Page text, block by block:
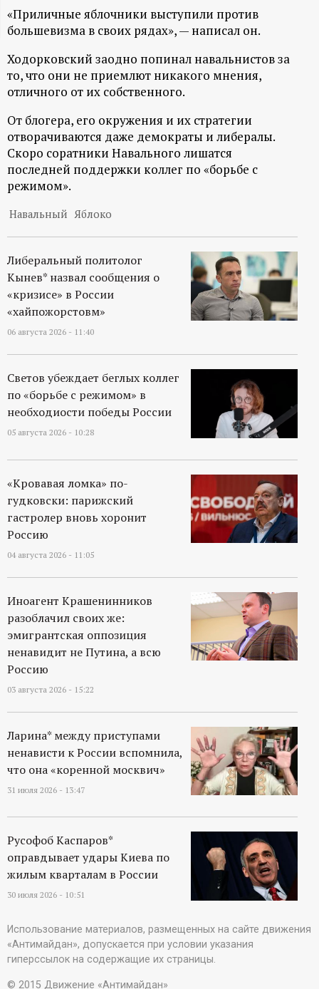
а
ц
и
о
н
н
ы
й
п
о
р
т
а
л
«Приличные яблочники выступили против
большевизма в своих рядах», — написал он.
Ходорковский заодно попинал навальнистов за
то, что они не приемлют никакого мнения,
отличного от их собственного.
От блогера, его окружения и их стратегии
отворачиваются даже демократы и либералы.
Скоро соратники Навального лишатся
последней поддержки коллег по «борьбе с
режимом».
Навальный Яблоко
Либеральный политолог
Кынев* назвал сообщения о
«кризисе» в России
«хайпожорстовм»
06 августа 2026 - 11:40
Светов убеждает беглых коллег
по «борьбе с режимом» в
необходиости победы России
05 августа 2026 - 10:28
«Кровавая ломка» по-
гудковски: парижский
гастролер вновь хоронит
Россию
04 августа 2026 - 11:05
Иноагент Крашенинников
разоблачил своих же:
эмигрантская оппозиция
ненавидит не Путина, а всю
Россию
03 августа 2026 - 15:22
Ларина* между приступами
ненависти к России вспомнила,
что она «коренной москвич»
31 июля 2026 - 13:47
Русофоб Каспаров*
оправдывает удары Киева по
жилым кварталам в России
30 июля 2026 - 10:51
Использование материалов, размещенных на сайте движения
«Антимайдан», допускается при условии указания
гиперссылок на содержащие их страницы.
© 2015 Движение «Антимайдан»